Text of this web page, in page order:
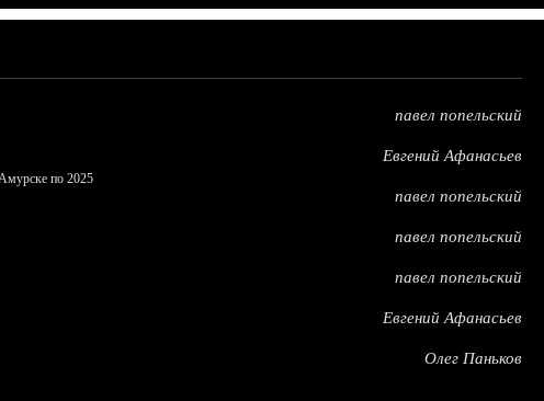
павел попельский
Евгений Афанасьев
по 2025
павел попельский
павел попельский
павел попельский
Евгений Афанасьев
Олег Паньков